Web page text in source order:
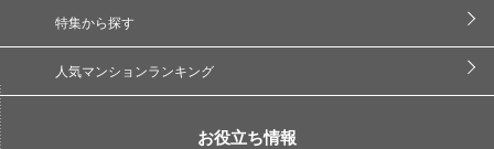
特集から探す
人気マンションランキング
お役立ち情報